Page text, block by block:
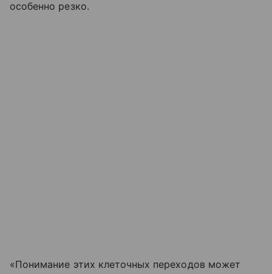
особенно резко.
«Понимание этих клеточных переходов может